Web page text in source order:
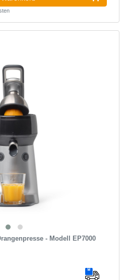
- Modell EP7000